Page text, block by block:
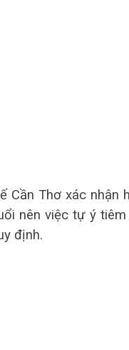
Cần Thơ xác
nên việc tự ý
định.